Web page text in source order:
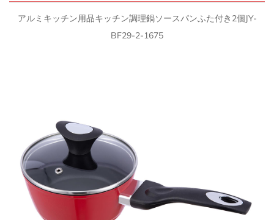
クイックビュー
アルミキッチン用品キッチン調理鍋ソースパンふた付き2個JY-
BF29-2-1675